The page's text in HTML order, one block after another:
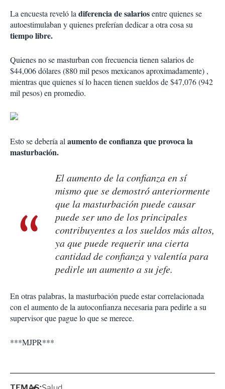
La encuesta reveló ladiferencia de salariosentre quienes se
autoestimulaban y quienes preferían dedicar a otra cosa su
tiempo libre.
Quienes no se masturban con frecuencia tienen salarios de
$44,006 dólares (880 mil pesos mexicanos aproximadamente) ,
mientras que quienes sí lo hacen tienen sueldos de $47,076 (942
mil pesos) en promedio.
Esto se debería alaumento de confianza que provoca la
masturbación.
El aumento de la confianza en sí
mismo que se demostró anteriormente
que la masturbación puede causar
puede ser uno de los principales
contribuyentes a los sueldos más altos,
ya que puede requerir una cierta
cantidad de confianza y valentía para
pedirle un aumento a su jefe.
En otras palabras, la masturbación puede estar correlacionada
con el aumento de la autoconfianza necesaria para pedirle a su
supervisor que pague lo que se merece.
***MJPR***